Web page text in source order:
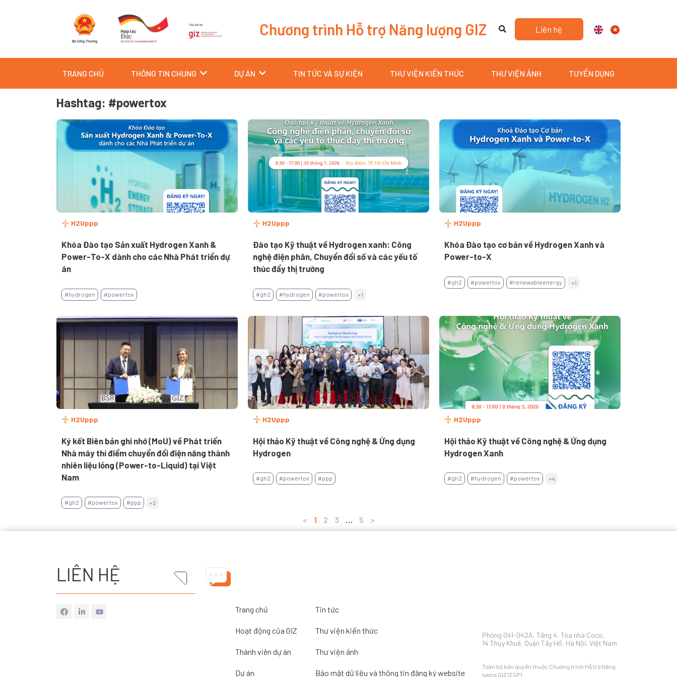
Chương trình Hỗ trợ Năng lượng GIZ Liên hệ
TRANG CHỦ THÔNG TIN CHUNG DỰ ÁN TIN TỨC VÀ SỰ KIỆN THƯ VIỆN KIẾN THỨC THƯ VIỆN ẢNH TUYỂN DỤNG
Hashtag: #powertox
H2Uppp
Khóa Đào tạo Sản xuất Hydrogen Xanh &
Power-To-X dành cho các Nhà Phát triển dự
án
#hydrogen #powertox
H2Uppp
Đào tạo Kỹ thuật về Hydrogen xanh: Công
nghệ điện phân, Chuyển đổi số và các yếu tố
thúc đẩy thị trường
#gh2 #hydrogen #powertox +1
H2Uppp
Khóa Đào tạo cơ bản về Hydrogen Xanh và
Power-to-X
#gh2 #powertox #renewableenergy +1
H2Uppp
Ký kết Biên bản ghi nhớ (MoU) về Phát triển
Nhà máy thí điểm chuyển đổi điện năng thành
nhiên liệu lỏng (Power-to-Liquid) tại Việt
Nam
#gh2 #powertox #ppp +2
H2Uppp
Hội thảo Kỹ thuật về Công nghệ & Ứng dụng
Hydrogen
#gh2 #powertox #ppp
H2Uppp
Hội thảo Kỹ thuật về Công nghệ & Ứng dụng
Hydrogen Xanh
#gh2 #hydrogen #powertox +4
<
a
n
g
1
a
n
g
2
a
n
g
3 …
a
n
g
5 >
LIÊN HỆ
i
Trang chủ
Hoạt động của GIZ
Thành viên dự án
Dự án
Tin tức
Thư viện kiến thức
Thư viện ảnh
Bảo mật dữ liệu và thông tin đăng ký website
Phòng 041-042A, Tầng 4, Tòa nhà Coco,
14 Thụy Khuê, Quận Tây Hồ, Hà Nội, Việt Nam
Toàn bộ bản quyền thuộc Chương trình Hỗ trợ Năng
lượng GIZ (ESP)